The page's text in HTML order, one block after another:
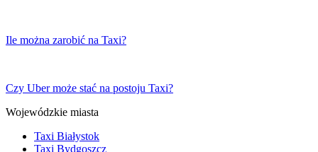
Ile można zarobić na Taxi?
Czy Uber może stać na postoju Taxi?
Wojewódzkie miasta
Taxi Białystok
Taxi Bydgoszcz